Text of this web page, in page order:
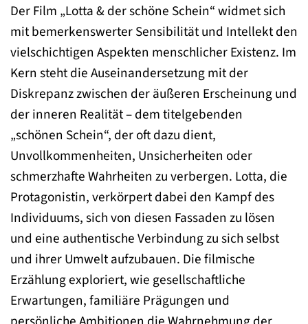
Der Film „Lotta & der schöne Schein“ widmet sich
mit bemerkenswerter Sensibilität und Intellekt den
vielschichtigen Aspekten menschlicher Existenz. Im
Kern steht die Auseinandersetzung mit der
Diskrepanz zwischen der äußeren Erscheinung und
der inneren Realität – dem titelgebenden
„schönen Schein“, der oft dazu dient,
Unvollkommenheiten, Unsicherheiten oder
schmerzhafte Wahrheiten zu verbergen. Lotta, die
Protagonistin, verkörpert dabei den Kampf des
Individuums, sich von diesen Fassaden zu lösen
und eine authentische Verbindung zu sich selbst
und ihrer Umwelt aufzubauen. Die filmische
Erzählung exploriert, wie gesellschaftliche
Erwartungen, familiäre Prägungen und